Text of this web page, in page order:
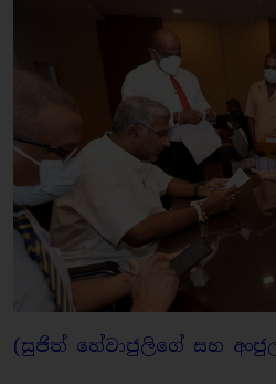
(සුජිත් හේවාජුලිගේ සහ